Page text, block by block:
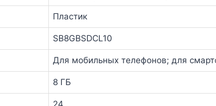
Пластик
SB8GBSDCL10
Для мобильных телефонов; для
8 ГБ
24